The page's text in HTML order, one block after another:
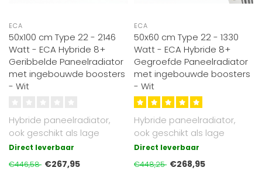
ECA
50x100 cm Type 22 - 2146
Watt - ECA Hybride 8+
Geribbelde Paneelradiator
met ingebouwde boosters
- Wit
Hybride paneelradiator,
ook geschikt als lage
temperatuur radiator. Tot
30% effi..
Direct leverbaar
€446,58 €267,95
ECA
50x60 cm Type 22 - 1330
Watt - ECA Hybride 8+
Gegroefde Paneelradiator
met ingebouwde boosters
- Wit
Hybride paneelradiator,
ook geschikt als lage
temperatuur radiator. Tot
30% effi..
Direct leverbaar
€448,25 €268,95